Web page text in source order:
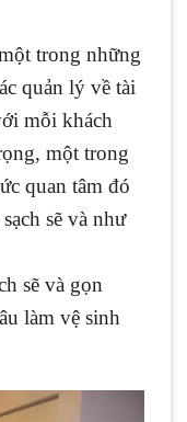
trong những
quản lý về tài
mỗi khách
một trong
quan tâm đó
sẽ và như
sẽ và gọn
làm vệ sinh